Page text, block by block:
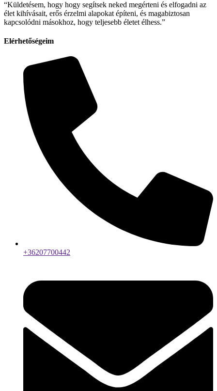
“Küldetésem, hogy hogy segítsek neked megérteni és elfogadni az
élet kihívásait, erős érzelmi alapokat építeni, és magabiztosan
kapcsolódni másokhoz, hogy teljesebb életet élhess.”
Elérhetőségeim
+36207700442